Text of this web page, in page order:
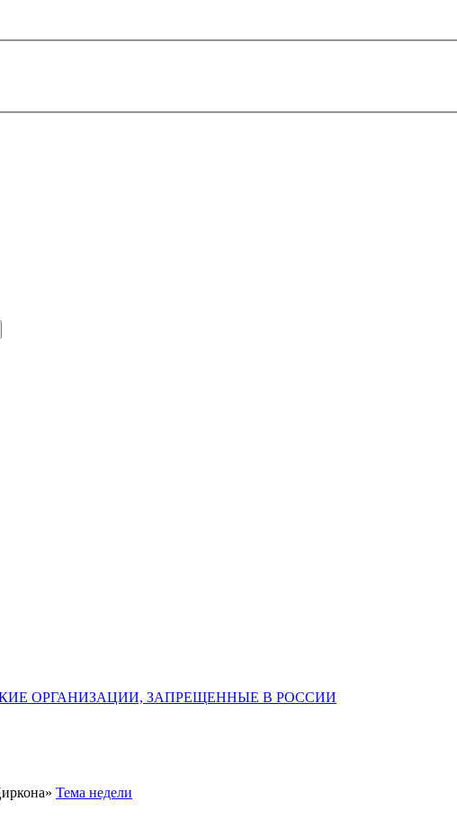
ОРГАНИЗАЦИИ, ЗАПРЕЩЕННЫЕ В РОССИИ
Тема недели